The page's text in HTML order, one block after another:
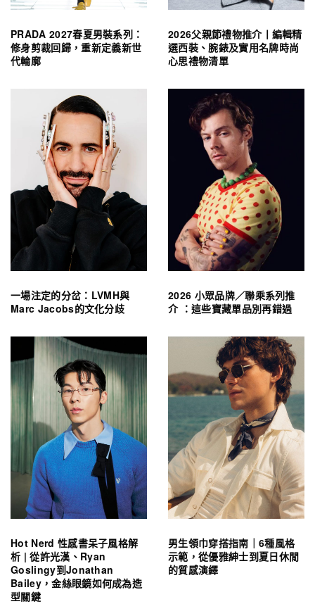
PRADA 2027春夏男裝系列：
修身剪裁回歸，重新定義新世
代輪廓
2026父親節禮物推介丨編輯精
選西裝、腕錶及實用名牌時尚
心思禮物清單
一場注定的分岔：LVMH與
Marc Jacobs的文化分歧
2026 小眾品牌／聯乘系列推
介 ：這些寶藏單品別再錯過
Hot Nerd 性感書呆子風格解
析 | 從許光漢、Ryan
Goslingy到Jonathan
Bailey，金絲眼鏡如何成為造
型關鍵
男生領巾穿搭指南｜6種風格
示範，從優雅紳士到夏日休閒
的質感演繹